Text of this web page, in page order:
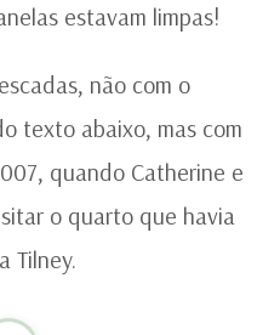
estavam limpas!
não com o
texto abaixo, mas com
quando Catherine e
o quarto que havia
Tilney.